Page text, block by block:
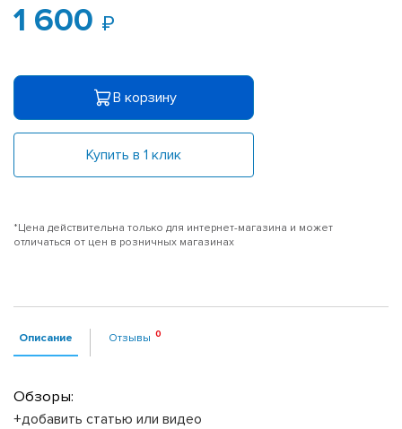
1 600
В корзину
Купить в 1 клик
*Цена действительна только для интернет-магазина и может
отличаться от цен в розничных магазинах
Описание Отзывы
Обзоры:
+добавить статью или видео